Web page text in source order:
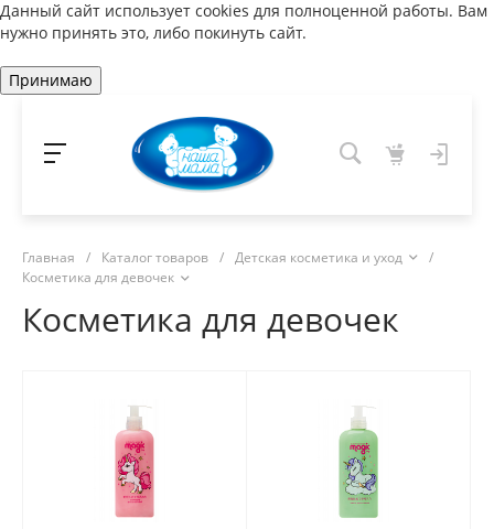
Данный сайт использует cookies для полноценной работы. Вам
нужно принять это, либо покинуть сайт.
Принимаю
Главная / Каталог товаров / Детская косметика и уход
/
Косметика для девочек
Косметика для девочек